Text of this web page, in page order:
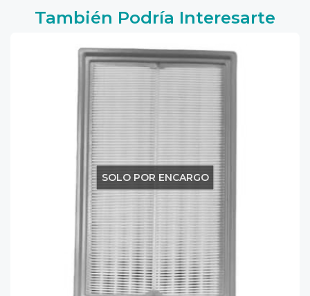
También Podría Interesarte
SOLO POR ENCARGO